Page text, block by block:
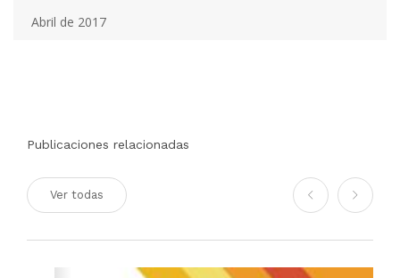
Abril de 2017
Publicaciones relacionadas
Ver todas